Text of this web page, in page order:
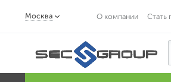
Москва О компании Стать